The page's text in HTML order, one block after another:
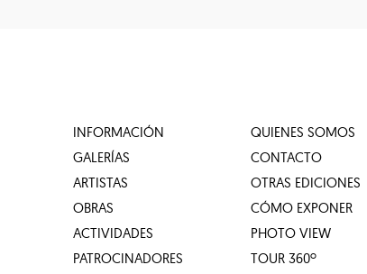
INFORMACIÓN
GALERÍAS
ARTISTAS
OBRAS
ACTIVIDADES
PATROCINADORES
QUIENES SOMOS
CONTACTO
OTRAS EDICIONES
CÓMO EXPONER
PHOTO VIEW
TOUR 360º